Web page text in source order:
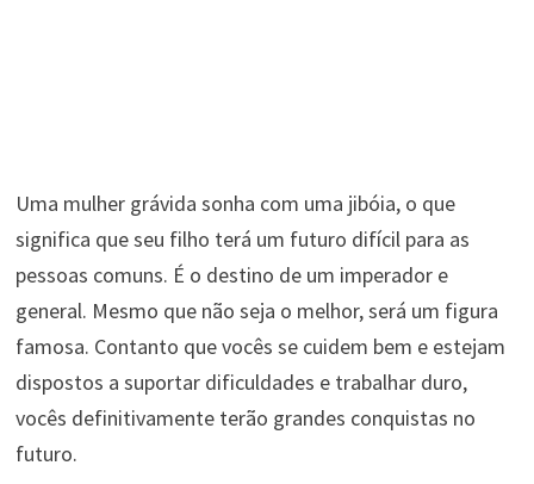
Uma mulher grávida sonha com uma jibóia, o que
significa que seu filho terá um futuro difícil para as
pessoas comuns. É o destino de um imperador e
general. Mesmo que não seja o melhor, será um figura
famosa. Contanto que vocês se cuidem bem e estejam
dispostos a suportar dificuldades e trabalhar duro,
vocês definitivamente terão grandes conquistas no
futuro.